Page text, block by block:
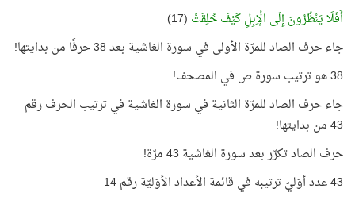
أَفَلَا يَنْظُرُونَ إِلَى الْإِبِلِ كَيْفَ خُلِقَتْ (17)
جاء حرف الصاد للمرّة الأولى في سورة الغاشية بعد 38 حرفًا من بدايتها!
38 هو ترتيب سورة ص في المصحف!
جاء حرف الصاد للمرّة الثانية في سورة الغاشية في ترتيب الحرف رقم
43 من بدايتها!
حرف الصاد تكرّر بعد سورة الغاشية 43 مرّة!
43 عدد أوّليّ ترتيبه في قائمة الأعداد الأوّليّة رقم 14